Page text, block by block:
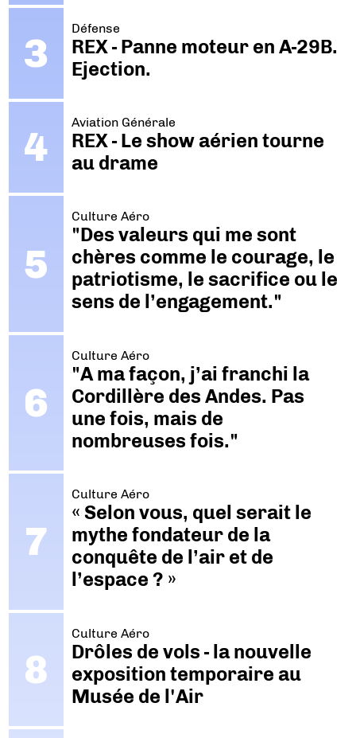
Défense
REX - Panne moteur en A-29B.
Ejection.
Aviation Générale
REX - Le show aérien tourne
au drame
Culture Aéro
"Des valeurs qui me sont
chères comme le courage, le
patriotisme, le sacrifice ou le
sens de l’engagement."
Culture Aéro
"A ma façon, j’ai franchi la
Cordillère des Andes. Pas
une fois, mais de
nombreuses fois."
Culture Aéro
« Selon vous, quel serait le
mythe fondateur de la
conquête de l’air et de
l’espace ? »
Culture Aéro
Drôles de vols - la nouvelle
exposition temporaire au
Musée de l'Air